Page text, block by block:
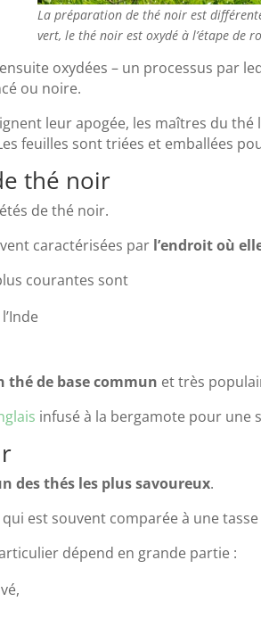
La préparation de thé noir est
vert, le thé noir est oxydé à l’étape de
oxydées – un processus par
ou noire.
leur apogée, les maîtres du thé
feuilles sont triées et emballées
thé noir
de thé noir.
caractérisées par l’endroit où
courantes sont
thé de base commun et très
infusé à la bergamote pour une
des thés les plus savoureux.
est souvent comparée à une
dépend en grande partie :